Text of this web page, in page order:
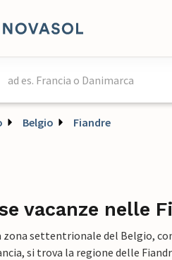
Belgio Fiandre
vacanze nelle
zona settentrionale del Belgio,
si trova la regione delle